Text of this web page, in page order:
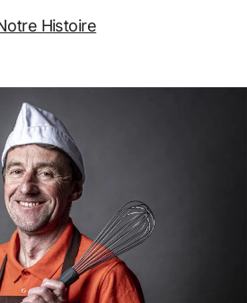
Histoire